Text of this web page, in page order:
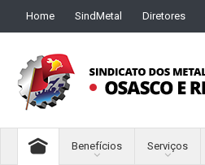
Home SindMetal Diretores
Benefícios Serviços